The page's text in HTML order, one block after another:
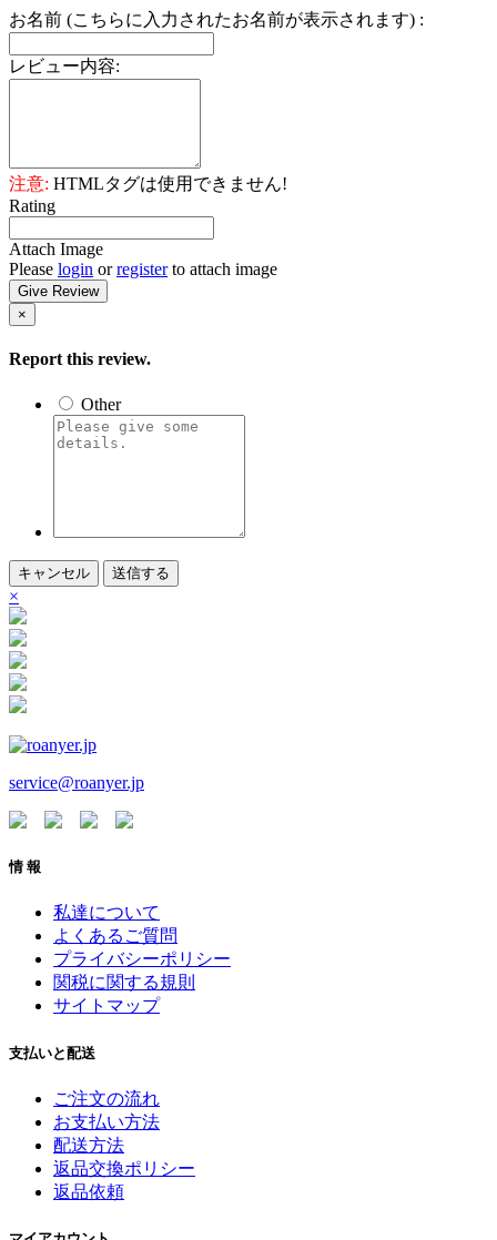
お名前 (こちらに入力されたお名前が表示されます) :
レビュー内容:
注意: HTMLタグは使用できません!
Rating
Attach Image
Please login orregisterto attach image
Give Review
×
Report this review.
Other
キャンセル 送信する
×
service@roanyer.jp
情 報
私達について
よくあるご質問
プライバシーポリシー
関税に関する規則
サイトマップ
支払いと配送
ご注文の流れ
お支払い方法
配送方法
返品交換ポリシー
返品依頼